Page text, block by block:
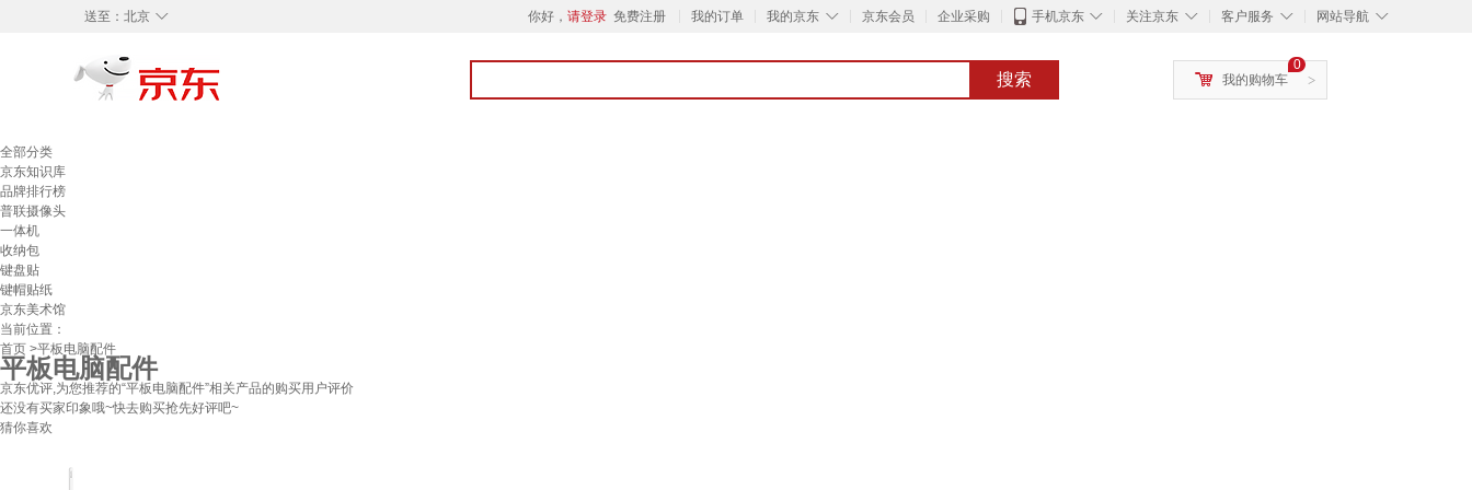
◇
送至： 北京 你好， 请登录 免费注册 我的订单 ◇
我的京东 京东会员 企业采购 ◇
手机京东 ◇
关注京东 ◇
客户服务 ◇
网站导航
搜索 >
0
我的购物车
全部分类
京东知识库
品牌排行榜
普联摄像头
一体机
收纳包
键盘贴
键帽贴纸
京东美术馆
当前位置：
首页 >平板电脑配件
平板电脑配件
京东优评,为您推荐的“平板电脑配件”相关产品的购买用户评价
还没有买家印象哦~快去购买抢先好评吧~
猜你喜欢